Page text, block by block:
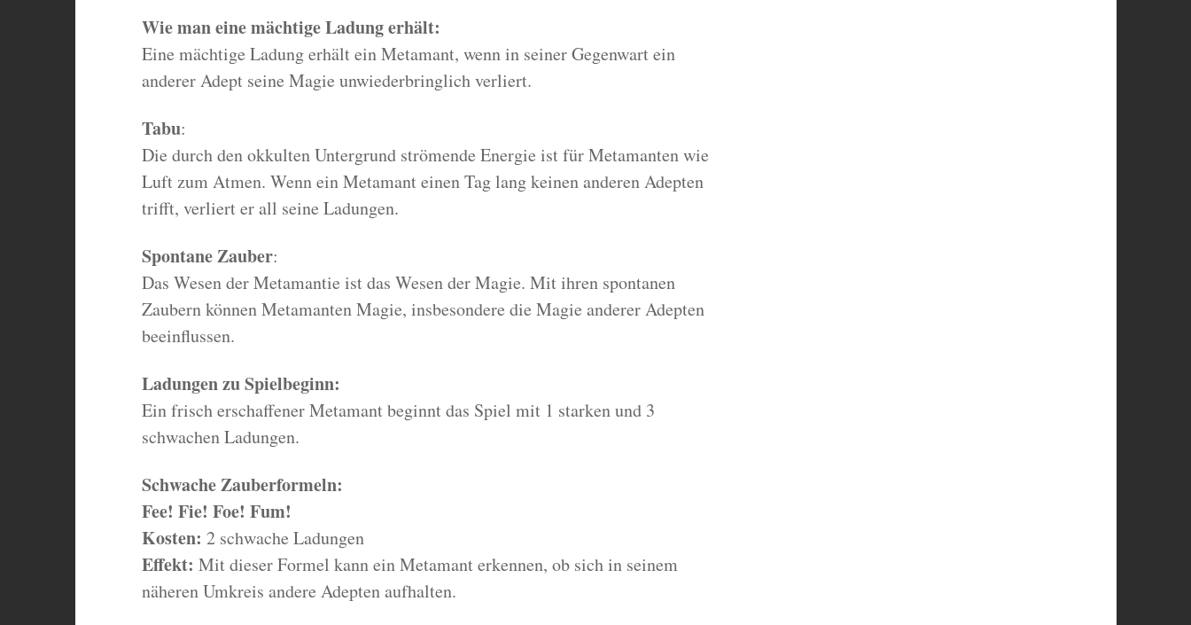
Wie man eine mächtige Ladung erhält:
Eine mächtige Ladung erhält ein Metamant, wenn in seiner Gegenwart ein
anderer Adept seine Magie unwiederbringlich verliert.
Tabu:
Die durch den okkulten Untergrund strömende Energie ist für Metamanten wie
Luft zum Atmen. Wenn ein Metamant einen Tag lang keinen anderen Adepten
trifft, verliert er all seine Ladungen.
Spontane Zauber:
Das Wesen der Metamantie ist das Wesen der Magie. Mit ihren spontanen
Zaubern können Metamanten Magie, insbesondere die Magie anderer Adepten
beeinflussen.
Ladungen zu Spielbeginn:
Ein frisch erschaffener Metamant beginnt das Spiel mit 1 starken und 3
schwachen Ladungen.
Schwache Zauberformeln:
Fee! Fie! Foe! Fum!
Kosten: 2 schwache Ladungen
Effekt: Mit dieser Formel kann ein Metamant erkennen, ob sich in seinem
näheren Umkreis andere Adepten aufhalten.